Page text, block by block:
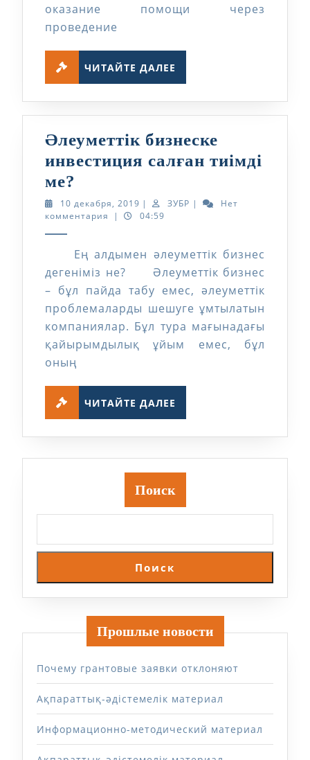
оказание помощи через
проведение
ЧИТАЙТЕ ДАЛЕЕ
Әлеуметтік бизнеске
инвестиция салған тиімді
ме?
бизнеске
инвестиция
тиімді
ме?
10 декабря, 2019 10
декабря,
| ЗУБР ЗУБР
|
Нет
комментария
| 04:59
Ең алдымен әлеуметтік бизнес
дегеніміз не? Әлеуметтік бизнес
– бұл пайда табу емес, әлеуметтік
проблемаларды шешуге ұмтылатын
компаниялар. Бұл тура мағынадағы
қайырымдылық ұйым емес, бұл
оның
ЧИТАЙТЕ ДАЛЕЕ
Поиск
Поиск
Прошлые новости
Почему грантовые заявки отклоняют
Ақпараттық-әдістемелік материал
Информационно-методический материал